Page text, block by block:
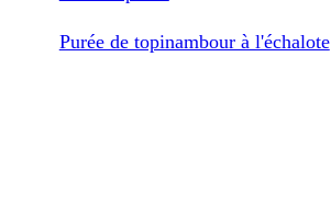
Purée de topinambour à l'échalote